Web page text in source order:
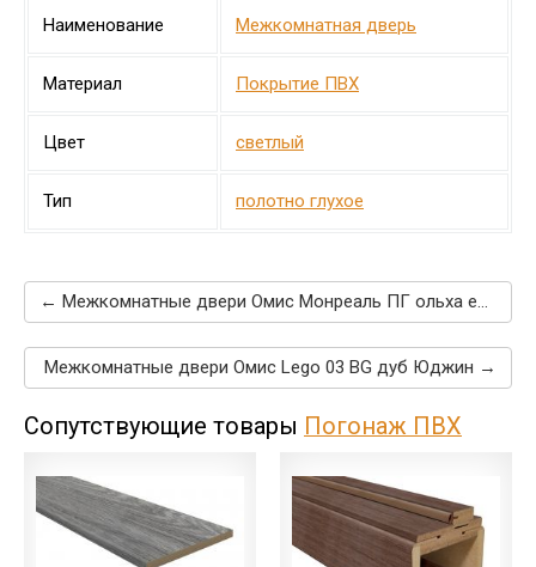
Наименование Межкомнатная дверь
Материал Покрытие ПВХ
Цвет светлый
Тип полотно глухое
← Межкомнатные двери Омис Монреаль ПГ ольха европейская
Межкомнатные двери Омис Lego 03 BG дуб Юджин →
Сопутствующие товары Погонаж ПВХ